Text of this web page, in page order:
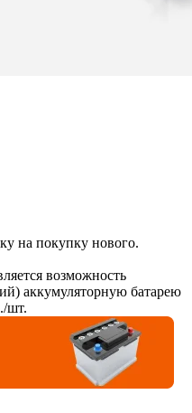
на покупку нового.
возможность
аккумуляторную батарею
шт.